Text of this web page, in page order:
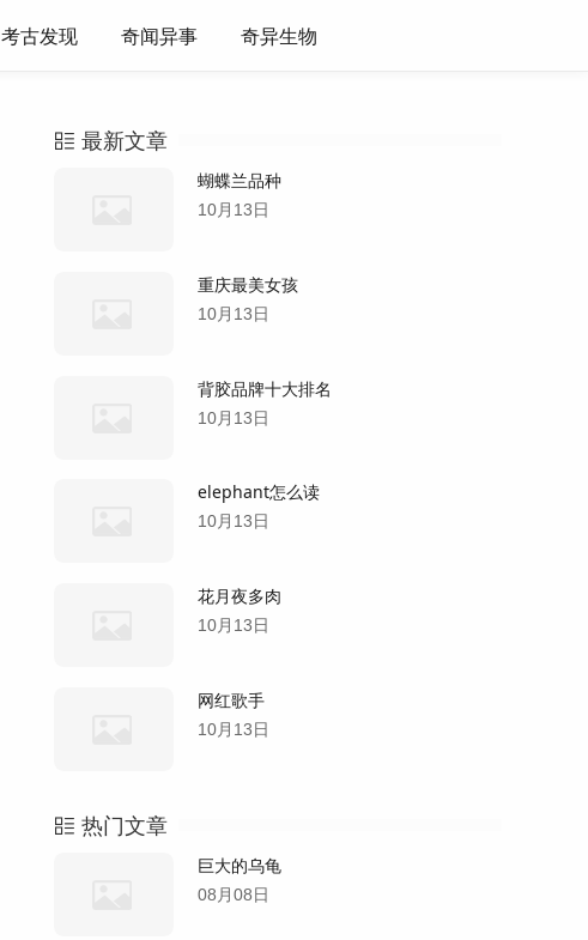
考古发现 奇闻异事 奇异生物
最新文章
蝴蝶兰品种
10月13日
重庆最美女孩
10月13日
背胶品牌十大排名
10月13日
elephant怎么读
10月13日
花月夜多肉
10月13日
网红歌手
10月13日
热门文章
巨大的乌龟
08月08日